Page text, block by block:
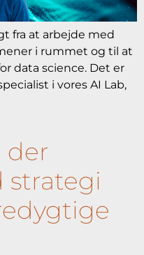
fra at arbejde med
i rummet og til at
data science. Det er
i vores AI Lab,
der
strategi